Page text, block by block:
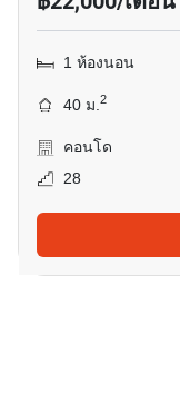
1 ห้องนอน
40 ม.2
คอนโด
28